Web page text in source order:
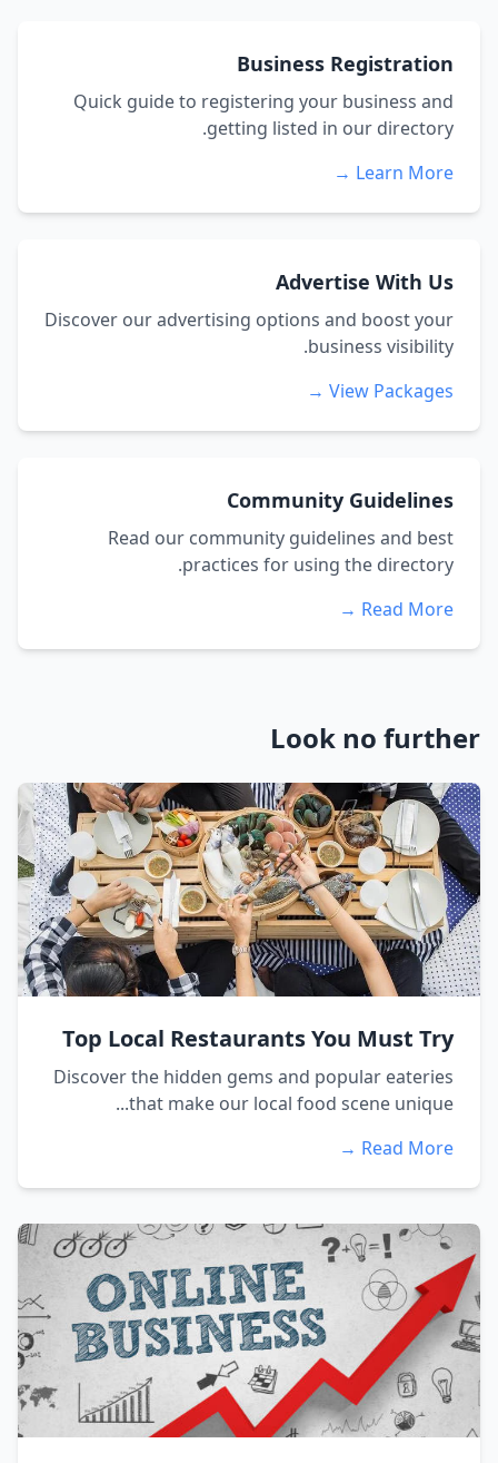
Business Registration
Quick guide to registering your business and
getting listed in our directory.
Learn More →
Advertise With Us
Discover our advertising options and boost your
business visibility.
View Packages →
Community Guidelines
Read our community guidelines and best
practices for using the directory.
Read More →
Look no further
Top Local Restaurants You Must Try
Discover the hidden gems and popular eateries
that make our local food scene unique...
Read More →